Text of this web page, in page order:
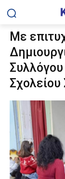
Με
Σχολείου